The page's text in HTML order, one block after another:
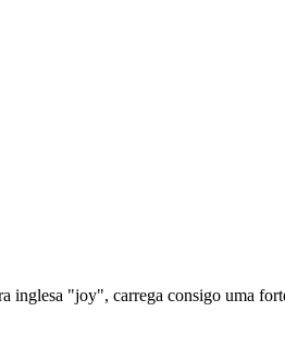
"joy", carrega consigo uma